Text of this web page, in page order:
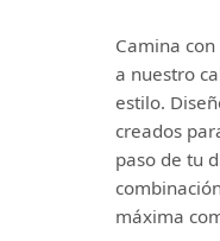
Camina
a nuestro
estilo.
creados
paso de tu
máxima